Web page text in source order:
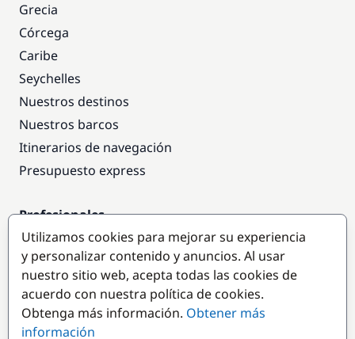
Grecia
Córcega
Caribe
Seychelles
Nuestros destinos
Nuestros barcos
Itinerarios de navegación
Presupuesto express
Profesionales
Acceso empresas
Colaborar como empresa
Destinos populares
Utilizamos cookies para mejorar su experiencia
y personalizar contenido y anuncios. Al usar
nuestro sitio web, acepta todas las cookies de
acuerdo con nuestra política de cookies.
Obtenga más información. Obtener más
información